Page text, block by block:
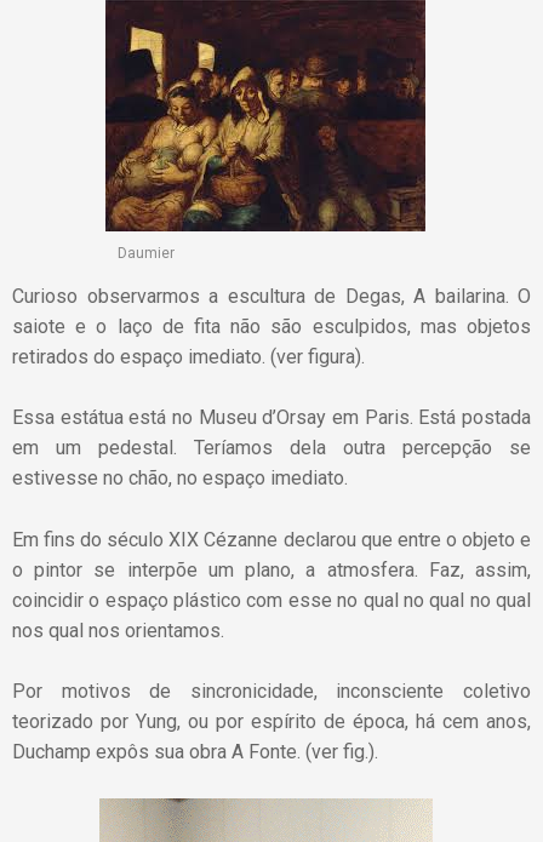
Daumier
Curioso observarmos a escultura de Degas, A bailarina. O
saiote e o laço de fita não são esculpidos, mas objetos
retirados do espaço imediato. (ver figura).
Essa estátua está no Museu d’Orsay em Paris. Está postada
em um pedestal. Teríamos dela outra percepção se
estivesse no chão, no espaço imediato.
Em fins do século XIX Cézanne declarou que entre o objeto e
o pintor se interpõe um plano, a atmosfera. Faz, assim,
coincidir o espaço plástico com esse no qual no qual no qual
nos qual nos orientamos.
Por motivos de sincronicidade, inconsciente coletivo
teorizado por Yung, ou por espírito de época, há cem anos,
Duchamp expôs sua obra A Fonte. (ver fig.).